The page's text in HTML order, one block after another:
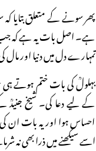
پھر سونے کے متعلق بتایا
ہے۔ اصل بات یہ ہے کہ جب
تمہارے دل میں دنیا اور
بہلولؒ کی بات ختم ہوتے
کے لیے دعا کی۔ شیخ جنیدؒ
احساس ہوا اور یہ بات ان کی
اسے سیکھنے میں ذرا بھی نہ